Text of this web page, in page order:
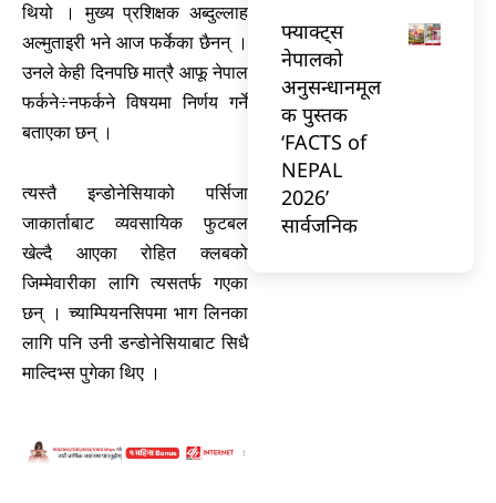
थियो । मुख्य प्रशिक्षक अब्दुल्लाह
अल्मुताइरी भने आज फर्केका छैनन् ।
उनले केही दिनपछि मात्रै आफू नेपाल
फर्कने÷नफर्कने विषयमा निर्णय गर्ने
बताएका छन् ।
त्यस्तै इन्डोनेसियाको पर्सिजा
जाकार्ताबाट व्यवसायिक फुटबल
खेल्दै आएका रोहित क्लबको
जिम्मेवारीका लागि त्यसतर्फ गएका
छन् । च्याम्पियनसिपमा भाग लिनका
लागि पनि उनी डन्डोनेसियाबाट सिधै
माल्दिभ्स पुगेका थिए ।
फ्याक्ट्स
नेपालको
अनुसन्धानमूल
क पुस्तक
‘FACTS of
NEPAL
2026’
सार्वजनिक